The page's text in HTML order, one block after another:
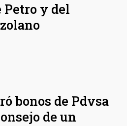
Petro y del
bonos de Pdvsa
de un